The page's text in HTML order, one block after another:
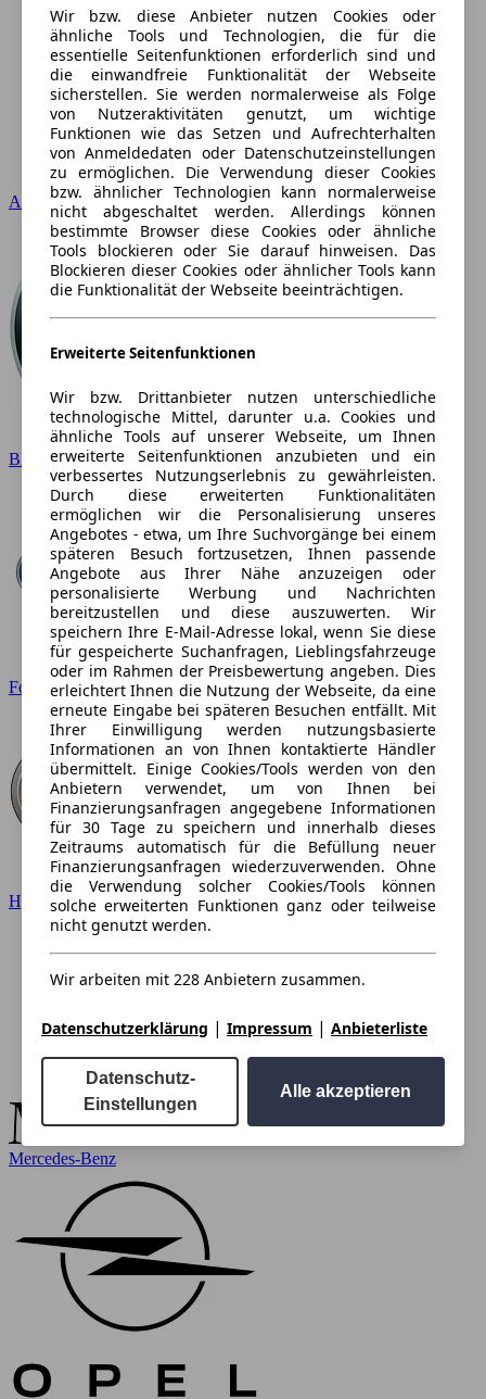
Audi
BMW
Ford
Hyundai
Mercedes-Benz
Wir bzw. diese Anbieter nutzen Cookies oder
ähnliche Tools und Technologien, die für die
essentielle Seitenfunktionen erforderlich sind und
die einwandfreie Funktionalität der Webseite
sicherstellen. Sie werden normalerweise als Folge
von Nutzeraktivitäten genutzt, um wichtige
Funktionen wie das Setzen und Aufrechterhalten
von Anmeldedaten oder Datenschutzeinstellungen
zu ermöglichen. Die Verwendung dieser Cookies
bzw. ähnlicher Technologien kann normalerweise
nicht abgeschaltet werden. Allerdings können
bestimmte Browser diese Cookies oder ähnliche
Tools blockieren oder Sie darauf hinweisen. Das
Blockieren dieser Cookies oder ähnlicher Tools kann
die Funktionalität der Webseite beeinträchtigen.
Erweiterte Seitenfunktionen
Wir bzw. Drittanbieter nutzen unterschiedliche
technologische Mittel, darunter u.a. Cookies und
ähnliche Tools auf unserer Webseite, um Ihnen
erweiterte Seitenfunktionen anzubieten und ein
verbessertes Nutzungserlebnis zu gewährleisten.
Durch diese erweiterten Funktionalitäten
ermöglichen wir die Personalisierung unseres
Angebotes - etwa, um Ihre Suchvorgänge bei einem
späteren Besuch fortzusetzen, Ihnen passende
Angebote aus Ihrer Nähe anzuzeigen oder
personalisierte Werbung und Nachrichten
bereitzustellen und diese auszuwerten. Wir
speichern Ihre E-Mail-Adresse lokal, wenn Sie diese
für gespeicherte Suchanfragen, Lieblingsfahrzeuge
oder im Rahmen der Preisbewertung angeben. Dies
erleichtert Ihnen die Nutzung der Webseite, da eine
erneute Eingabe bei späteren Besuchen entfällt. Mit
Ihrer Einwilligung werden nutzungsbasierte
Informationen an von Ihnen kontaktierte Händler
übermittelt. Einige Cookies/Tools werden von den
Anbietern verwendet, um von Ihnen bei
Finanzierungsanfragen angegebene Informationen
für 30 Tage zu speichern und innerhalb dieses
Zeitraums automatisch für die Befüllung neuer
Finanzierungsanfragen wiederzuverwenden. Ohne
die Verwendung solcher Cookies/Tools können
solche erweiterten Funktionen ganz oder teilweise
nicht genutzt werden.
Wir arbeiten mit 228 Anbietern zusammen.
Datenschutzerklärung | Impressum | Anbieterliste
Datenschutz-
Einstellungen
Alle akzeptieren